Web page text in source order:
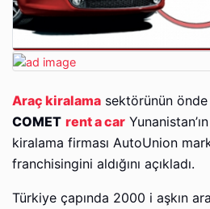
Araç kiralama sektörünün
COMET rent a car
kiralama firması AutoUnion
franchisingini aldığını açıkladı.
Türkiye çapında 2000 i aşkın